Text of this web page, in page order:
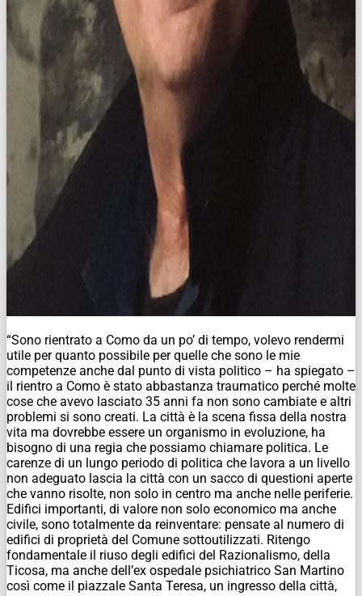
“Sono rientrato a Como da un po’ di tempo, volevo rendermi
utile per quanto possibile per quelle che sono le mie
competenze anche dal punto di vista politico – ha spiegato –
il rientro a Como è stato abbastanza traumatico perché molte
cose che avevo lasciato 35 anni fa non sono cambiate e altri
problemi si sono creati. La città è la scena fissa della nostra
vita ma dovrebbe essere un organismo in evoluzione, ha
bisogno di una regia che possiamo chiamare politica. Le
carenze di un lungo periodo di politica che lavora a un livello
non adeguato lascia la città con un sacco di questioni aperte
che vanno risolte, non solo in centro ma anche nelle periferie.
Edifici importanti, di valore non solo economico ma anche
civile, sono totalmente da reinventare: pensate al numero di
edifici di proprietà del Comune sottoutilizzati. Ritengo
fondamentale il riuso degli edifici del Razionalismo, della
Ticosa, ma anche dell’ex ospedale psichiatrico San Martino
così come il piazzale Santa Teresa, un ingresso della città,